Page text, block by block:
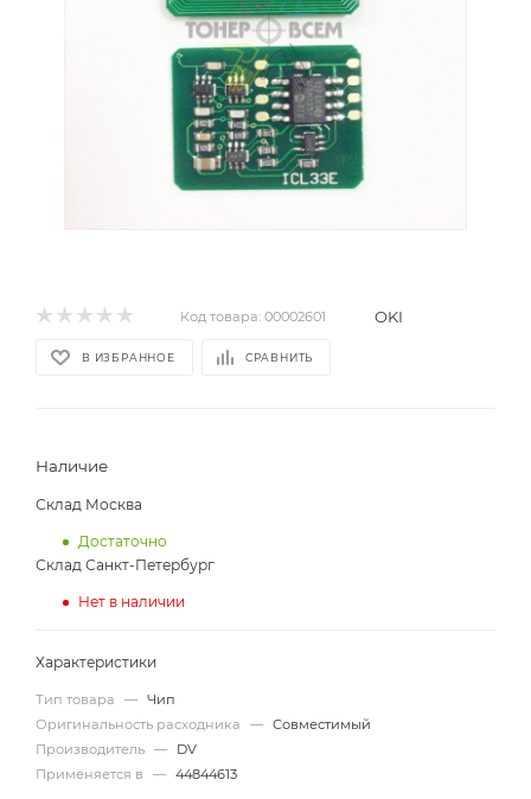
Код товара: 00002601 OKI
В ИЗБРАННОЕ СРАВНИТЬ
Наличие
Склад Москва
Достаточно
Склад Санкт-Петербург
Нет в наличии
Характеристики
Тип товара — Чип
Оригинальность расходника
— Совместимый
Производитель —
DV
Применяется в
— 44844613